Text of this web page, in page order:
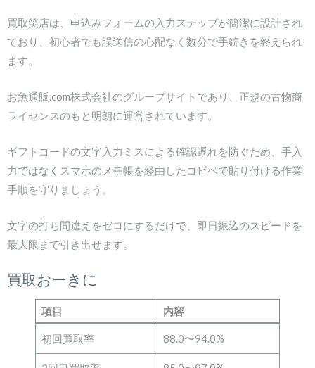
買取笑店は、申込みフォームの入力ステップが簡潔に設計され
ており、初心者でも誤送信の心配なく数分で手続きを終えられ
ます。
お魚通販.com株式会社のグループサイトであり、正規の古物商
ライセンスのもと明朗に運営されています。
ギフトコードの文字入力ミスによる確認遅れを防ぐため、手入
力ではなくスマホのメモ帳を経由したコピペで貼り付ける作業
手順を守りましょう。
文字の打ち間違えをゼロにするだけで、即日振込のスピードを
最大限まで引き出せます。
買取おーきに
項目 内容
初回買取率 88.0〜94.0%